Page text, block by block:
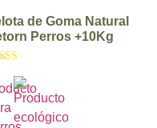
de Goma Natural
Perros +10Kg
con